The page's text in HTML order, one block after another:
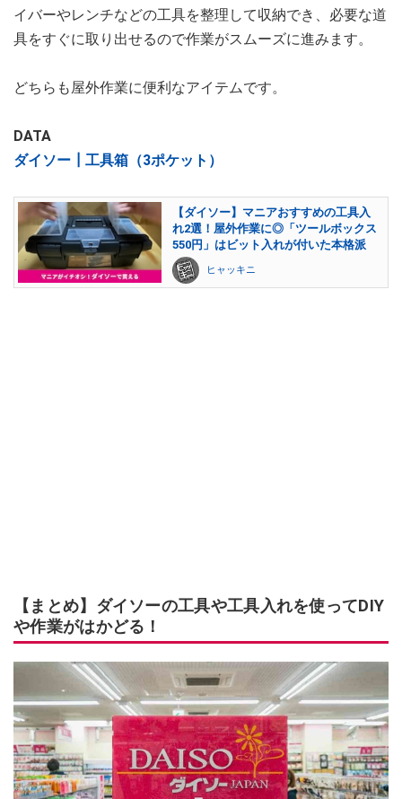
イバーやレンチなどの工具を整理して収納でき、必要な道
具をすぐに取り出せるので作業がスムーズに進みます。
どちらも屋外作業に便利なアイテムです。
DATA
ダイソー┃工具箱（3ポケット）
【ダイソー】マニアおすすめの工具入
れ2選！屋外作業に◎「ツールボックス
550円」はビット入れが付いた本格派
ヒャッキニ
【まとめ】ダイソーの工具や工具入れを使ってDIY
や作業がはかどる！